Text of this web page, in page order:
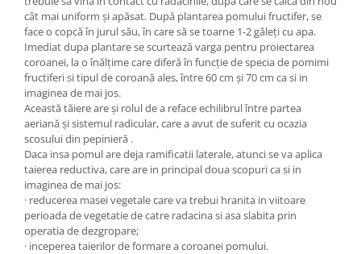
cât mai uniform și apăsat. După plantarea pomului fructifer, se
face o copcă în jurul său, în care să se toarne 1-2 găleți cu apa.
Imediat dupa plantare se scurtează varga pentru proiectarea
coroanei, la o înălțime care diferă în funcție de specia de pomimi
fructiferi si tipul de coroană ales, între 60 cm și 70 cm ca si in
imaginea de mai jos.
Această tăiere are și rolul de a reface echilibrul între partea
aeriană și sistemul radicular, care a avut de suferit cu ocazia
scosului din pepinieră .
Daca insa pomul are deja ramificatii laterale, atunci se va aplica
taierea reductiva, care are in principal doua scopuri ca si in
imaginea de mai jos:
· reducerea masei vegetale care va trebui hranita in viitoare
perioada de vegetatie de catre radacina si asa slabita prin
operatia de dezgropare;
· inceperea taierilor de formare a coroanei pomului.